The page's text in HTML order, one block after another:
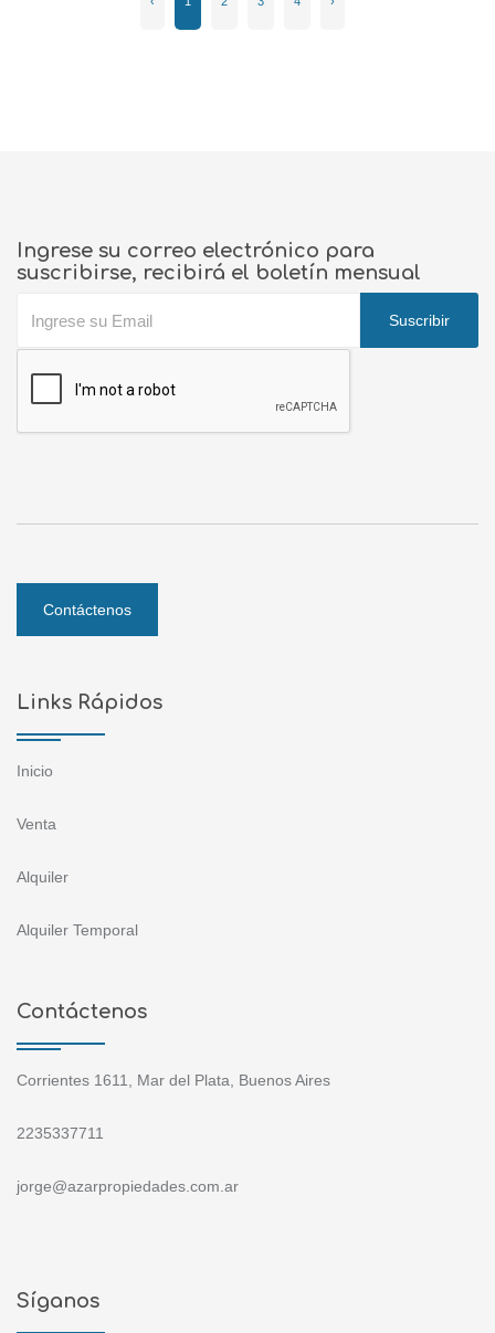
Ingrese su correo electrónico para
suscribirse, recibirá el boletín mensual
Suscribir
Contáctenos
Links Rápidos
Inicio
Venta
Alquiler
Alquiler Temporal
Contáctenos
Corrientes 1611, Mar del Plata, Buenos Aires
2235337711
jorge@azarpropiedades.com.ar
Síganos